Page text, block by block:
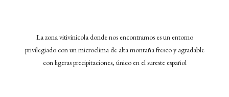
La zona vitivinicola donde nos encontramos es un entorno
privilegiado con un microclima de alta montaña fresco y agradable
con ligeras precipitaciones, único en el sureste español